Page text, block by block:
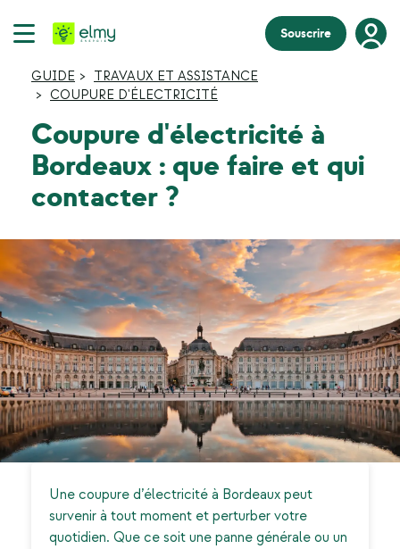
Souscrire
GUIDE
TRAVAUX ET ASSISTANCE
COUPURE D'ÉLECTRICITÉ
Coupure d'électricité à
Bordeaux : que faire et qui
contacter ?
Une coupure d’électricité à Bordeaux peut
survenir à tout moment et perturber votre
quotidien. Que ce soit une panne générale ou un